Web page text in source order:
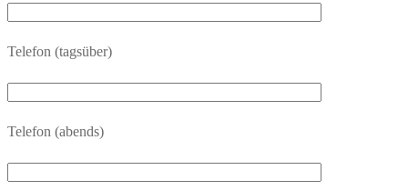
Telefon (tagsüber)
Telefon (abends)